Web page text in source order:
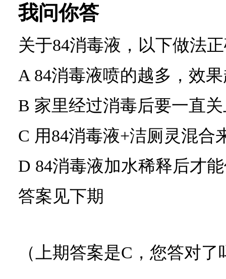
我问你答
关于84消毒液，以下做法
A 84消毒液喷的越多，效
B 家里经过消毒后要一直
C 用84消毒液+洁厕灵混合
D 84消毒液加水稀释后才
答案见下期
（上期答案是C，您答对了